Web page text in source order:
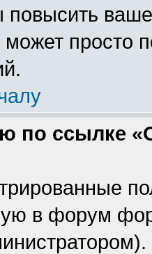
повысить
просто
по ссылке
в форум